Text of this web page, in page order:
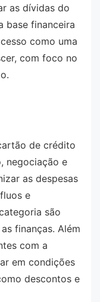
as dívidas do
base financeira
como uma
com foco no
de crédito
negociação e
as despesas
e
são
finanças. Além
com a
em condições
descontos e